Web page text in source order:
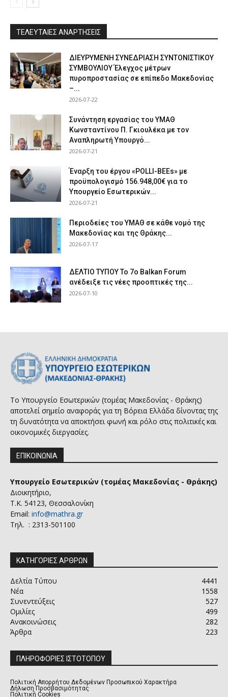
ΤΕΛΕΥΤΑΙΕΣ ΑΝΑΡΤΗΣΕΙΣ
ΔΙΕΥΡΥΜΕΝΗ ΣΥΝΕΔΡΙΑΣΗ ΣΥΝΤΟΝΙΣΤΙΚΟΥ
ΣΥΜΒΟΥΛΙΟΥ Έλεγχος μέτρων
πυροπροστασίας σε επίπεδο Μακεδονίας
–...
2026-07-22
Συνάντηση εργασίας του ΥΜΑΘ
Κωνσταντίνου Π. Γκιουλέκα με τον
Αναπληρωτή Υπουργό...
2026-07-21
Έναρξη του έργου «POLLI-BEEs» με
προϋπολογισμό 156.948,00€ για το
Υπουργείο Εσωτερικών...
2026-07-21
Περιοδείες του ΥΜΑΘ σε κάθε νομό της
Μακεδονίας και της Θράκης...
2026-07-17
ΔΕΛΤΙΟ ΤΥΠΟΥ Το 7ο Balkan Forum
ανέδειξε τις νέες προοπτικές της...
2026-07-10
Το Υπουργείο Εσωτερικών (τομέας Μακεδονίας - Θράκης)
αποτελεί σημείο αναφοράς για τη Βόρεια Ελλάδα δίνοντας της
τη δυνατότητα να αποκτήσει φωνή και ρόλο στις πολιτικές και
οικονομικές διεργασίες.
ΕΠΙΚΟΙΝΩΝΙΑ
Υπουργείο Εσωτερικών (τομέας Μακεδονίας - Θράκης)
Διοικητήριο,
Τ.Κ. 54123, Θεσσαλονίκη
Email: info@mathra.gr
Τηλ. : 2313-501100
ΚΑΤΗΓΟΡΙΕΣ ΑΡΘΡΩΝ
Δελτία Τύπου
4441
Νέα
1558
Συνεντεύξεις
527
Ομιλίες
499
Ανακοινώσεις
282
Άρθρα
223
ΠΛΗΡΟΦΟΡΙΕΣ ΙΣΤΟΤΟΠΟΥ
Πολιτική Απορρήτου Δεδομένων Προσωπικού Χαρακτήρα
Δήλωση Προσβασιμότητας
Πολιτική Cookies